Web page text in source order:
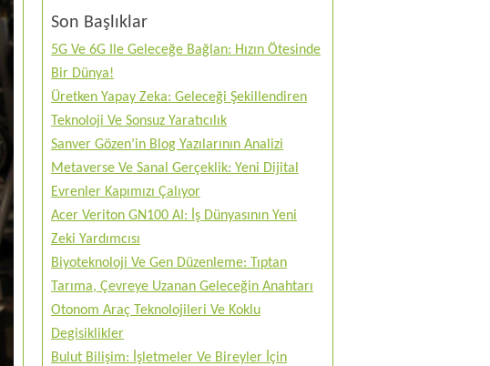
Son Başlıklar
5G Ve 6G Ile Geleceğe Bağlan: Hızın Ötesinde
Bir Dünya!
Üretken Yapay Zeka: Geleceği Şekillendiren
Teknoloji Ve Sonsuz Yaratıcılık
Sanver Gözen’in Blog Yazılarının Analizi
Metaverse Ve Sanal Gerçeklik: Yeni Dijital
Evrenler Kapımızı Çalıyor
Acer Veriton GN100 AI: İş Dünyasının Yeni
Zeki Yardımcısı
Biyoteknoloji Ve Gen Düzenleme: Tıptan
Tarıma, Çevreye Uzanan Geleceğin Anahtarı
Otonom Araç Teknolojileri Ve Koklu
Degisiklikler
Bulut Bilişim: İşletmeler Ve Bireyler İçin